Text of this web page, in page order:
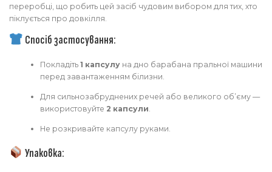
переробці, що робить цей засіб чудовим вибором для тих, хто
піклується про довкілля.
Спосіб застосування:
Покладіть 1 капсулуна дно барабана пральної машини
перед завантаженням білизни.
Для сильнозабруднених речей або великого об’єму —
використовуйте 2 капсули
Не розкривайте капсулу руками.
Упаковка: